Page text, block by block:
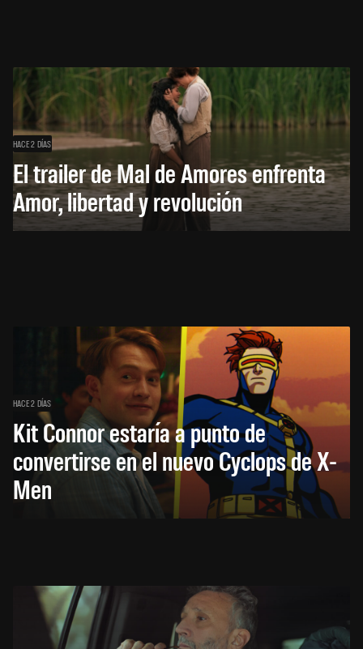
HACE 2 DÍAS
El trailer de Mal de Amores enfrenta
Amor, libertad y revolución
HACE 2 DÍAS
Kit Connor estaría a punto de
convertirse en el nuevo Cyclops de X-
Men